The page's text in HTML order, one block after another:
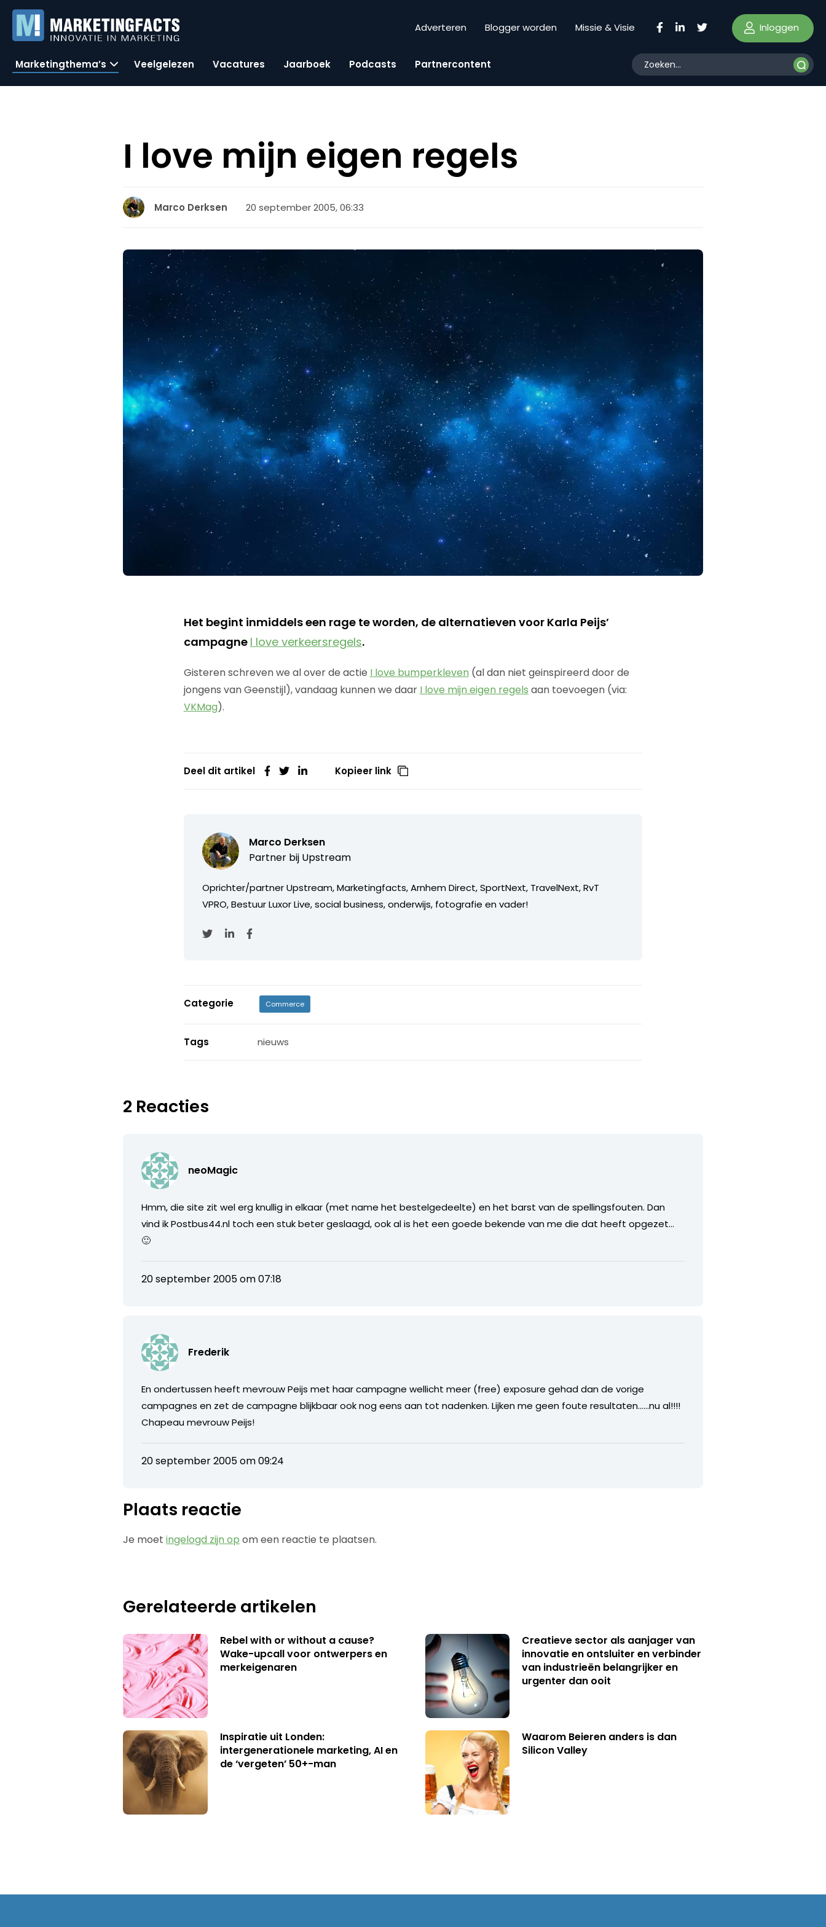
Adverteren Blogger worden Missie & Visie Inloggen
Marketingthema’s Veelgelezen Vacatures Jaarboek Podcasts Partnercontent
I love mijn eigen regels
Marco Derksen 20 september 2005, 06:33
Het begint inmiddels een rage te worden, de alternatieven voor Karla Peijs’
campagne I love verkeersregels.
Gisteren schreven we al over de actie I love bumperkleven (al dan niet geinspireerd door de
jongens van Geenstijl), vandaag kunnen we daar I love mijn eigen regels aan toevoegen (via:
VKMag).
Deel dit artikel Kopieer link
Marco Derksen
Partner bij Upstream
Oprichter/partner Upstream, Marketingfacts, Arnhem Direct, SportNext, TravelNext, RvT
VPRO, Bestuur Luxor Live, social business, onderwijs, fotografie en vader!
Categorie Commerce
Tags nieuws
2 Reacties
neoMagic
Hmm, die site zit wel erg knullig in elkaar (met name het bestelgedeelte) en het barst van de spellingsfouten. Dan
vind ik Postbus44.nl toch een stuk beter geslaagd, ook al is het een goede bekende van me die dat heeft opgezet…
🙂
20 september 2005 om 07:18
Frederik
En ondertussen heeft mevrouw Peijs met haar campagne wellicht meer (free) exposure gehad dan de vorige
campagnes en zet de campagne blijkbaar ook nog eens aan tot nadenken. Lijken me geen foute resultaten……nu al!!!!
Chapeau mevrouw Peijs!
20 september 2005 om 09:24
Plaats reactie
Je moetingelogd zijn op om een reactie te plaatsen.
Gerelateerde artikelen
Rebel with or without a cause?
Wake-upcall voor ontwerpers en
merkeigenaren
Creatieve sector als aanjager van
innovatie en ontsluiter en verbinder
van industrieën belangrijker en
urgenter dan ooit
Inspiratie uit Londen:
intergenerationele marketing, AI en
de ‘vergeten’ 50+-man
Waarom Beieren anders is dan
Silicon Valley